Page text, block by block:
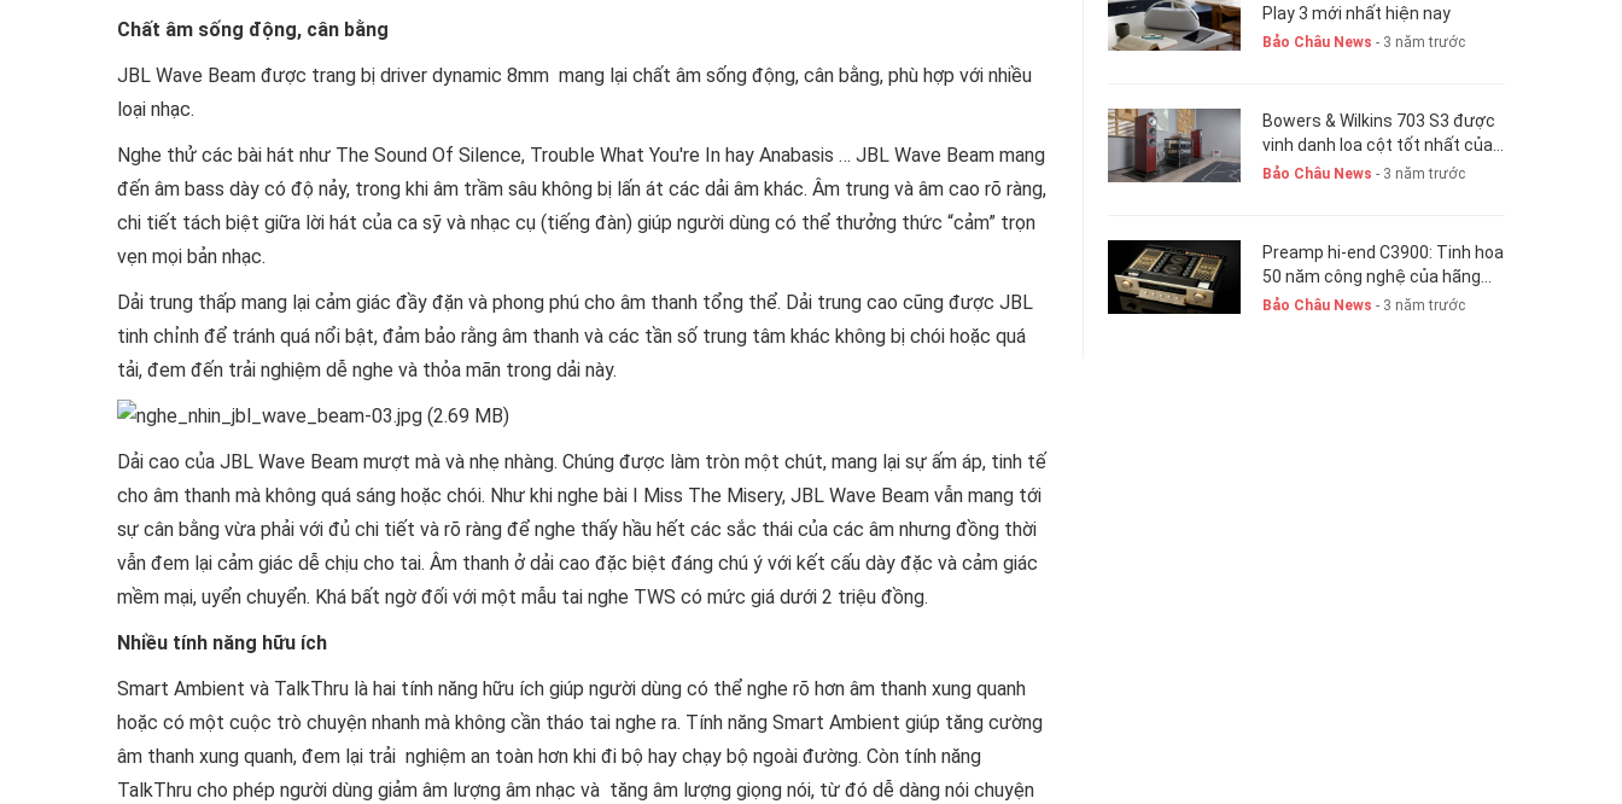
Chất âm sống động, cân bằng
JBL Wave Beam được trang bị driver dynamic 8mm mang lại chất âm sống động, cân bằng, phù hợp với nhiều
loại nhạc.
Nghe thử các bài hát như The Sound Of Silence, Trouble What You're In hay Anabasis … JBL Wave Beam mang
đến âm bass dày có độ nảy, trong khi âm trầm sâu không bị lấn át các dải âm khác. Âm trung và âm cao rõ ràng,
chi tiết tách biệt giữa lời hát của ca sỹ và nhạc cụ (tiếng đàn) giúp người dùng có thể thưởng thức “cảm” trọn
vẹn mọi bản nhạc.
Dải trung thấp mang lại cảm giác đầy đặn và phong phú cho âm thanh tổng thể. Dải trung cao cũng được JBL
tinh chỉnh để tránh quá nổi bật, đảm bảo rằng âm thanh và các tần số trung tâm khác không bị chói hoặc quá
tải, đem đến trải nghiệm dễ nghe và thỏa mãn trong dải này.
Dải cao của JBL Wave Beam mượt mà và nhẹ nhàng. Chúng được làm tròn một chút, mang lại sự ấm áp, tinh tế
cho âm thanh mà không quá sáng hoặc chói. Như khi nghe bài I Miss The Misery, JBL Wave Beam vẫn mang tới
sự cân bằng vừa phải với đủ chi tiết và rõ ràng để nghe thấy hầu hết các sắc thái của các âm nhưng đồng thời
vẫn đem lại cảm giác dễ chịu cho tai. Âm thanh ở dải cao đặc biệt đáng chú ý với kết cấu dày đặc và cảm giác
mềm mại, uyển chuyển. Khá bất ngờ đối với một mẫu tai nghe TWS có mức giá dưới 2 triệu đồng.
Nhiều tính năng hữu ích
Smart Ambient và TalkThru là hai tính năng hữu ích giúp người dùng có thể nghe rõ hơn âm thanh xung quanh
hoặc có một cuộc trò chuyện nhanh mà không cần tháo tai nghe ra. Tính năng Smart Ambient giúp tăng cường
âm thanh xung quanh, đem lại trải nghiệm an toàn hơn khi đi bộ hay chạy bộ ngoài đường. Còn tính năng
TalkThru cho phép người dùng giảm âm lượng âm nhạc và tăng âm lượng giọng nói, từ đó dễ dàng nói chuyện
Play 3 mới nhất hiện nay
Bảo Châu News - 3 năm trước
Bowers & Wilkins 703 S3 được
vinh danh loa cột tốt nhất của
năm 2023-24
Bảo Châu News - 3 năm trước
Preamp hi-end C3900: Tinh hoa
50 năm công nghệ của hãng
Accuphase
Bảo Châu News - 3 năm trước